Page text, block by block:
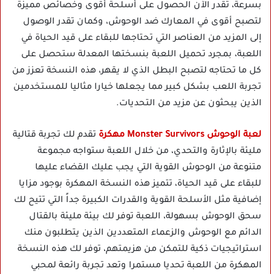
بسرعة، تقدر الآن الحصول على أسلحة أقوى وخصائص مميزة
لتصبح أقوى في المعارك ضد الوحوش، وكمان تقدر الوصول
إلى المزيد من العناصر التي تحتاجها للبقاء على قيد الحياة في
اللعبة، بمجرد تحميل اللعبة بنسختها المعدلة ستحصل على
كل ما تحتاجه لتصبح البطل الذي لا يقهر، هذه النسخة تعزز من
تجربة اللعب بشكل كبير مما يجعلها خيارا مثاليا للمستخدمين
الذين يبحثون عن مزيد من التحديات.
لعبة الوحوش Monster Survivors مهكرة
تقدم لك تجربة قتالية
مليئة بالإثارة والتحدي، من خلال اللعبة ستواجه مجموعة
متنوعة من الوحوش القوية التي يجب عليك القضاء عليها
للبقاء على قيد الحياة، تتميز هذه النسخة المهكرة بوجود مزايا
إضافية مثل الأسلحة القوية والقدرات الكبيرة جداً التي تتيح لك
سحق الوحوش بسهولة، اللعبة توفر لك بيئة مليئة بالقتال
الدائم مع الوحوش والزعماء المتعددين الذين يتطلبون منك
استراتيجيات ذكية للتمكن من هزيمتهم، توفر لك هذه النسخة
المهكرة من اللعبة تحديا مستمرا وتعد تجربة رائعة لمحبي